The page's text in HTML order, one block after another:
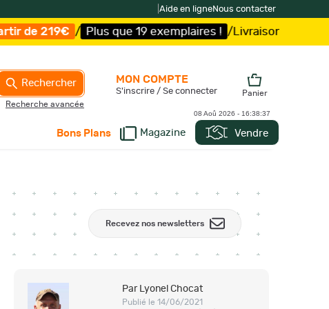
Aide en ligneNous contacter
Plus que 19 exemplaires ! /Livraison offerte et expédition
Rechercher
Recherche avancée
Bons Plans Magazine Vendre
MON COMPTE
S'inscrire / Se connecter Panier
08 Aoû 2026 - 16:38:38
Recevez nos newsletters
Par Lyonel Chocat
Publié le 14/06/2021